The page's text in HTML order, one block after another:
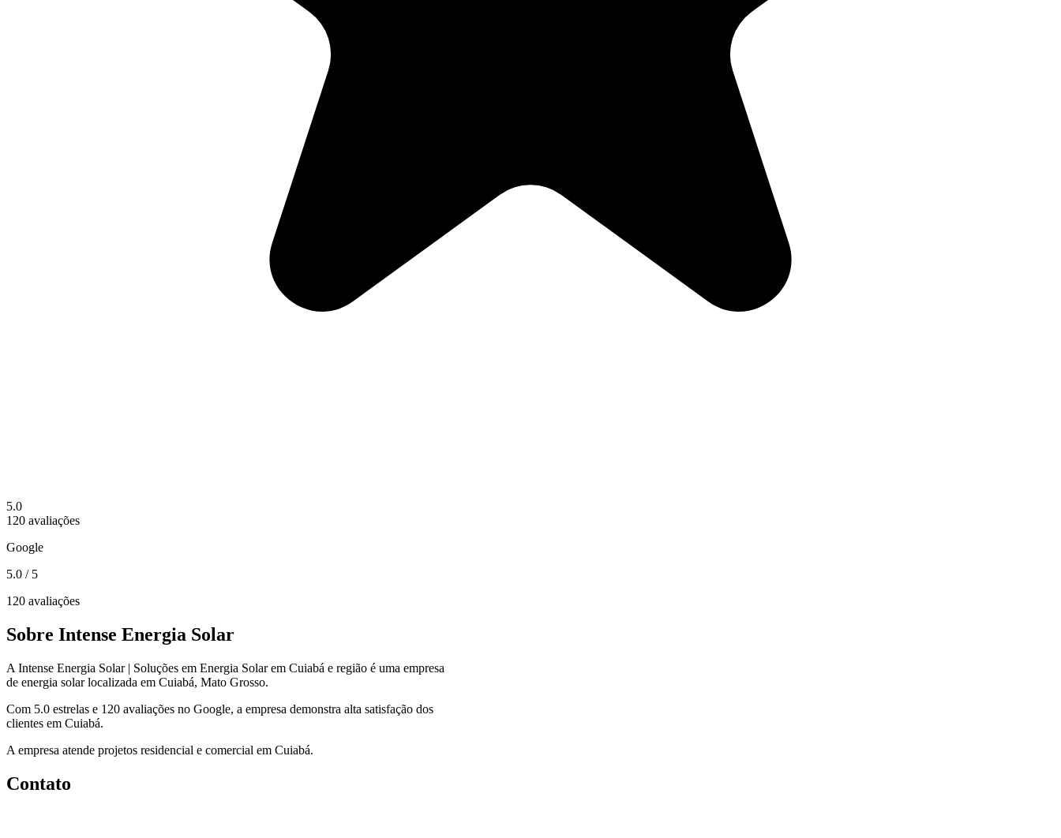
5.0
120 avaliações
Google
5.0 / 5
120 avaliações
Sobre Intense Energia Solar
A Intense Energia Solar | Soluções em Energia Solar em Cuiabá e região é uma empresa
de energia solar localizada em Cuiabá, Mato Grosso.
Com 5.0 estrelas e 120 avaliações no Google, a empresa demonstra alta satisfação dos
clientes em Cuiabá.
A empresa atende projetos residencial e comercial em Cuiabá.
Contato